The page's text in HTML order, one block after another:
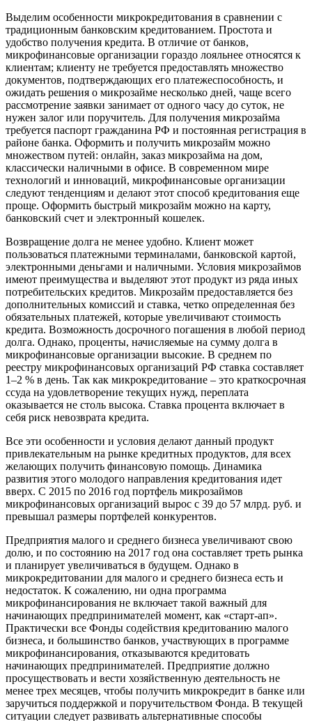
Выделим особенности микрокредитования в сравнении с
традиционным банковским кредитованием. Простота и
удобство получения кредита. В отличие от банков,
микрофинансовые организации гораздо лояльнее относятся к
клиентам; клиенту не требуется предоставлять множество
документов, подтверждающих его платежеспособность, и
ожидать решения о микрозайме несколько дней, чаще всего
рассмотрение заявки занимает от одного часу до суток, не
нужен залог или поручитель. Для получения микрозайма
требуется паспорт гражданина РФ и постоянная регистрация в
районе банка. Оформить и получить микрозайм можно
множеством путей: онлайн, заказ микрозайма на дом,
классически наличными в офисе. В современном мире
технологий и инноваций, микрофинансовые организации
следуют тенденциям и делают этот способ кредитования еще
проще. Оформить быстрый микрозайм можно на карту,
банковский счет и электронный кошелек.
Возвращение долга не менее удобно. Клиент может
пользоваться платежными терминалами, банковской картой,
электронными деньгами и наличными. Условия микрозаймов
имеют преимущества и выделяют этот продукт из ряда иных
потребительских кредитов. Микрозайм предоставляется без
дополнительных комиссий и ставка, четко определенная без
обязательных платежей, которые увеличивают стоимость
кредита. Возможность досрочного погашения в любой период
долга. Однако, проценты, начисляемые на сумму долга в
микрофинансовые организации высокие. В среднем по
реестру микрофинансовых организаций РФ ставка составляет
1–2 % в день. Так как микрокредитование – это краткосрочная
ссуда на удовлетворение текущих нужд, переплата
оказывается не столь высока. Ставка процента включает в
себя риск невозврата кредита.
Все эти особенности и условия делают данный продукт
привлекательным на рынке кредитных продуктов, для всех
желающих получить финансовую помощь. Динамика
развития этого молодого направления кредитования идет
вверх. С 2015 по 2016 год портфель микрозаймов
микрофинансовых организаций вырос с 39 до 57 млрд. руб. и
превышал размеры портфелей конкурентов.
Предприятия малого и среднего бизнеса увеличивают свою
долю, и по состоянию на 2017 год она составляет треть рынка
и планирует увеличиваться в будущем. Однако в
микрокредитовании для малого и среднего бизнеса есть и
недостаток. К сожалению, ни одна программа
микрофинансирования не включает такой важный для
начинающих предпринимателей момент, как «старт-ап».
Практически все Фонды содействия кредитованию малого
бизнеса, и большинство банков, участвующих в программе
микрофинансирования, отказываются кредитовать
начинающих предпринимателей. Предприятие должно
просуществовать и вести хозяйственную деятельность не
менее трех месяцев, чтобы получить микрокредит в банке или
заручиться поддержкой и поручительством Фонда. В текущей
ситуации следует развивать альтернативные способы